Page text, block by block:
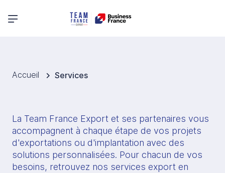
Menu principal
Accueil Services
La Team France Export et ses partenaires vous
accompagnent à chaque étape de vos projets
d'exportations ou d'implantation avec des
solutions personnalisées. Pour chacun de vos
besoins, retrouvez nos services export en